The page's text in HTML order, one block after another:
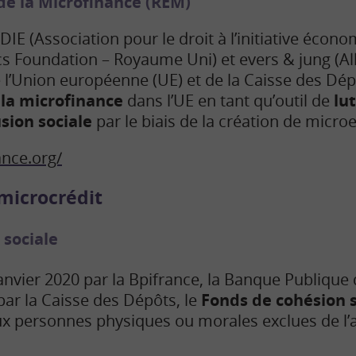
(Association pour le droit à l’initiative
Foundation – Royaume Uni) et evers & jung
européenne (UE) et de la Caisse des
microfinance dans l’UE en tant qu’outil de
sociale par le biais de la création de
2020 par la Bpifrance, la Banque Publique
la Caisse des Dépôts, le Fonds de cohésion
personnes physiques ou morales exclues de